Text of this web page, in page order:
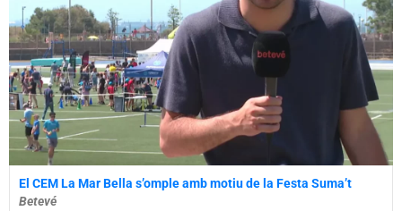
El CEM La Mar Bella s’omple amb motiu de la Festa Suma’t
Betevé